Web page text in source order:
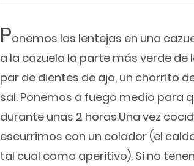
Ponemos las lentejas en una
a la cazuela la parte más verde
par de dientes de ajo, un chorrito
sal. Ponemos a fuego medio para
durante unas 2 horas.Una vez
escurrimos con un colador (el
tal cual como aperitivo). Si no